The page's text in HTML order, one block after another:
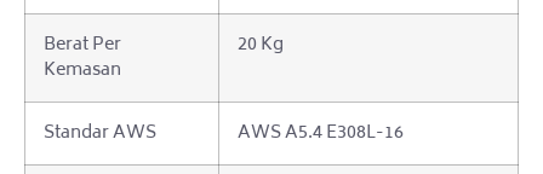
Berat Per
Kemasan
20 Kg
Standar AWS AWS A5.4 E308L-16